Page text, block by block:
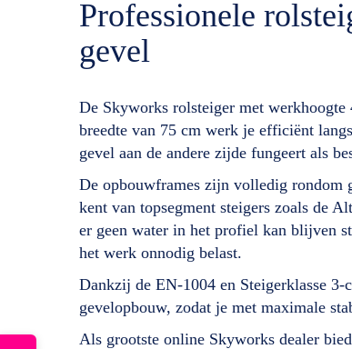
Professionele
gevel
De Skyworks rolsteiger met
breedte van 75 cm werk je efficiënt
gevel aan de andere zijde fungeert als
De opbouwframes zijn volledig rondom
kent van topsegment steigers zoals de
er geen water in het profiel kan blijven
het werk onnodig belast.
Dankzij de EN-1004 en Steigerklasse
gevelopbouw, zodat je met maximale
Als grootste online Skyworks dealer